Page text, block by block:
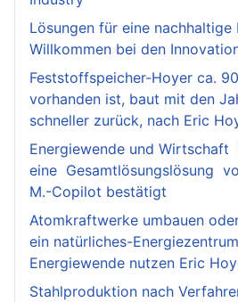
Lösungen für eine nachhaltige
Willkommen bei den
Feststoffspeicher-Hoyer ca.
vorhanden ist, baut mit den
schneller zurück, nach Eric
Energiewende und Wirtschaft
eine Gesamtlösungslösung
M.-Copilot bestätigt
Atomkraftwerke umbauen
ein natürliches-
Energiewende nutzen Eric
Stahlproduktion nach